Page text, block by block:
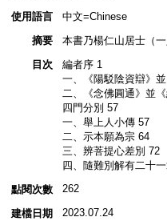
使用語言
中文=Chinese
摘要
本書乃楊仁山居士（
目次
編者序 1
一、《陽駁陰資辯》
二、《念佛圓通》並
四門分別 57
一、舉上人小傳 57
二、示本願為宗 64
三、辨菩提心差別 72
四、隨難別解有二十
點閱次數
262
建檔日期 2023.07.24